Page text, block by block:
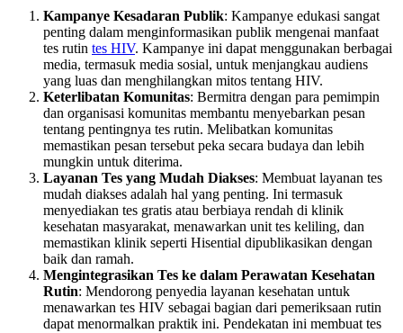
Kampanye Kesadaran Publik: Kampanye edukasi sangat
penting dalam menginformasikan publik mengenai manfaat
tes rutin tes HIV. Kampanye ini dapat menggunakan berbagai
media, termasuk media sosial, untuk menjangkau audiens
yang luas dan menghilangkan mitos tentang HIV.
Keterlibatan Komunitas: Bermitra dengan para pemimpin
dan organisasi komunitas membantu menyebarkan pesan
tentang pentingnya tes rutin. Melibatkan komunitas
memastikan pesan tersebut peka secara budaya dan lebih
mungkin untuk diterima.
Layanan Tes yang Mudah Diakses: Membuat layanan tes
mudah diakses adalah hal yang penting. Ini termasuk
menyediakan tes gratis atau berbiaya rendah di klinik
kesehatan masyarakat, menawarkan unit tes keliling, dan
memastikan klinik seperti Hisential dipublikasikan dengan
baik dan ramah.
Mengintegrasikan Tes ke dalam Perawatan Kesehatan
Rutin: Mendorong penyedia layanan kesehatan untuk
menawarkan tes HIV sebagai bagian dari pemeriksaan rutin
dapat menormalkan praktik ini. Pendekatan ini membuat tes